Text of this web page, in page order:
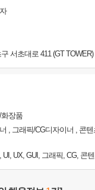
서초대로 411 (GT TOWER)
장품
, 그래픽/CG디자이너 , 콘
UI, UX, GUI, 그래픽, CG, 콘